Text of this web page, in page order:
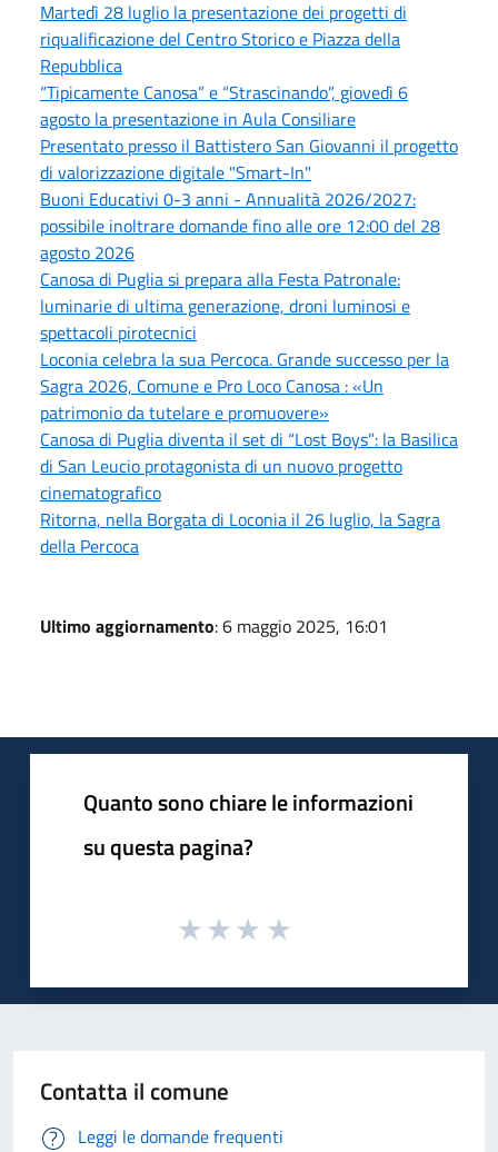
Martedì 28 luglio la presentazione dei progetti di
riqualificazione del Centro Storico e Piazza della
Repubblica
“Tipicamente Canosa” e “Strascinando”, giovedì 6
agosto la presentazione in Aula Consiliare
Presentato presso il Battistero San Giovanni il progetto
di valorizzazione digitale "Smart-In"
Buoni Educativi 0-3 anni - Annualità 2026/2027:
possibile inoltrare domande fino alle ore 12:00 del 28
agosto 2026
Canosa di Puglia si prepara alla Festa Patronale:
luminarie di ultima generazione, droni luminosi e
spettacoli pirotecnici
Loconia celebra la sua Percoca. Grande successo per la
Sagra 2026, Comune e Pro Loco Canosa : «Un
patrimonio da tutelare e promuovere»
Canosa di Puglia diventa il set di “Lost Boys”: la Basilica
di San Leucio protagonista di un nuovo progetto
cinematografico
Ritorna, nella Borgata di Loconia il 26 luglio, la Sagra
della Percoca
Ultimo aggiornamento: 6 maggio 2025, 16:01
Quanto sono chiare le informazioni
su questa pagina?
Contatta il comune
Leggi le domande frequenti